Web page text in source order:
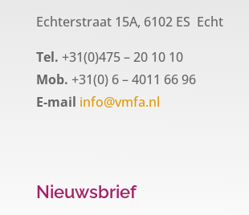
Echterstraat 15A, 6102 ES Echt
Tel. +31(0)475 – 20 10 10
Mob. +31(0) 6 – 4011 66 96
E-mail info@vmfa.nl
Nieuwsbrief